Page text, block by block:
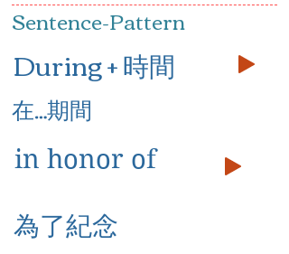
During + 時間
Sentence-Pattern
在…期間
in honor of
為了紀念